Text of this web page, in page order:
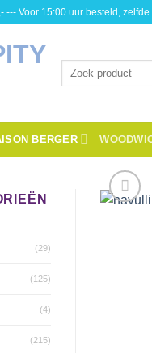
--- Voor 15:00 uur besteld,
Zoeken
BERGER
(29)
(125)
(4)
(215)